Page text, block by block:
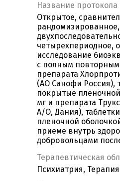
Название протокола
Открытое,
рандомизированное,
четырехпериодное,
исследование
с полным
препарата
(АО Санофи Россия),
покрытые
мг и препарата
А/О, Дания),
пленочной
приеме внутрь
добровольцами
Терапевтическая
Психиатрия,